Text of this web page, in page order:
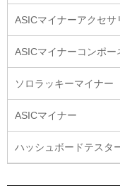
ASICマイナーアクセサ
ASICマイナーコンポー
ソロラッキーマイナー
ASICマイナー
ハッシュボードテスタ